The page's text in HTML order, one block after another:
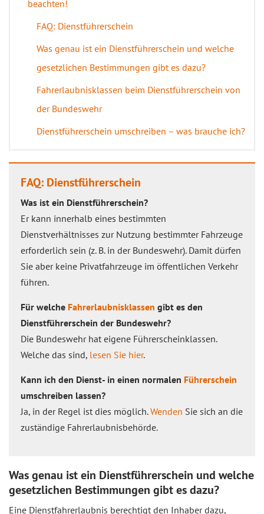
beachten!
FAQ: Dienstführerschein
Was genau ist ein Dienstführerschein und welche
gesetzlichen Bestimmungen gibt es dazu?
Fahrerlaubnisklassen beim Dienstführerschein von
der Bundeswehr
Dienstführerschein umschreiben – was brauche ich?
FAQ: Dienstführerschein
Was ist ein Dienstführerschein?
Er kann innerhalb eines bestimmten
Dienstverhältnisses zur Nutzung bestimmter Fahrzeuge
erforderlich sein (z. B. in der Bundeswehr). Damit dürfen
Sie aber keine Privatfahrzeuge im öffentlichen Verkehr
führen.
Für welche Fahrerlaubnisklassen gibt es den
Dienstführerschein der Bundeswehr?
Die Bundeswehr hat eigene Führerscheinklassen.
Welche das sind, lesen Sie hier.
Kann ich den Dienst- in einen normalen Führerschein
umschreiben lassen?
Ja, in der Regel ist dies möglich.Wenden Sie sich an die
zuständige Fahrerlaubnisbehörde.
Was genau ist ein Dienstführerschein und welche
gesetzlichen Bestimmungen gibt es dazu?
Eine Dienstfahrerlaubnis berechtigt den Inhaber dazu,